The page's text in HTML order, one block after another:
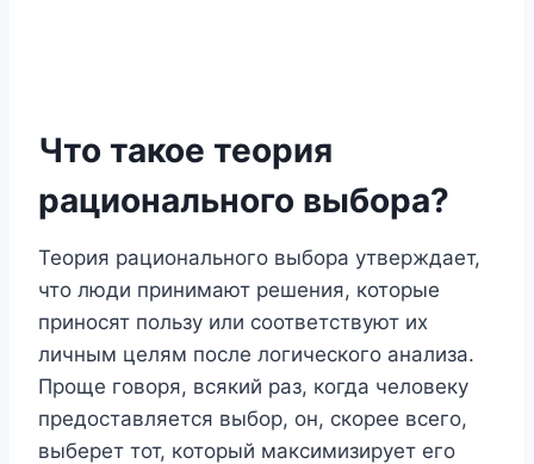
Что такое теория
рационального выбора?
Теория рационального выбора утверждает,
что люди принимают решения, которые
приносят пользу или соответствуют их
личным целям после логического анализа.
Проще говоря, всякий раз, когда человеку
предоставляется выбор, он, скорее всего,
выберет тот, который максимизирует его